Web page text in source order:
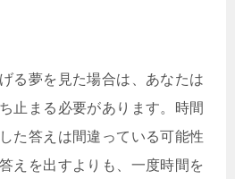
る夢を見た場合は、あなたは
止まる必要があります。時間
た答えは間違っている可能性
えを出すよりも、一度時間を